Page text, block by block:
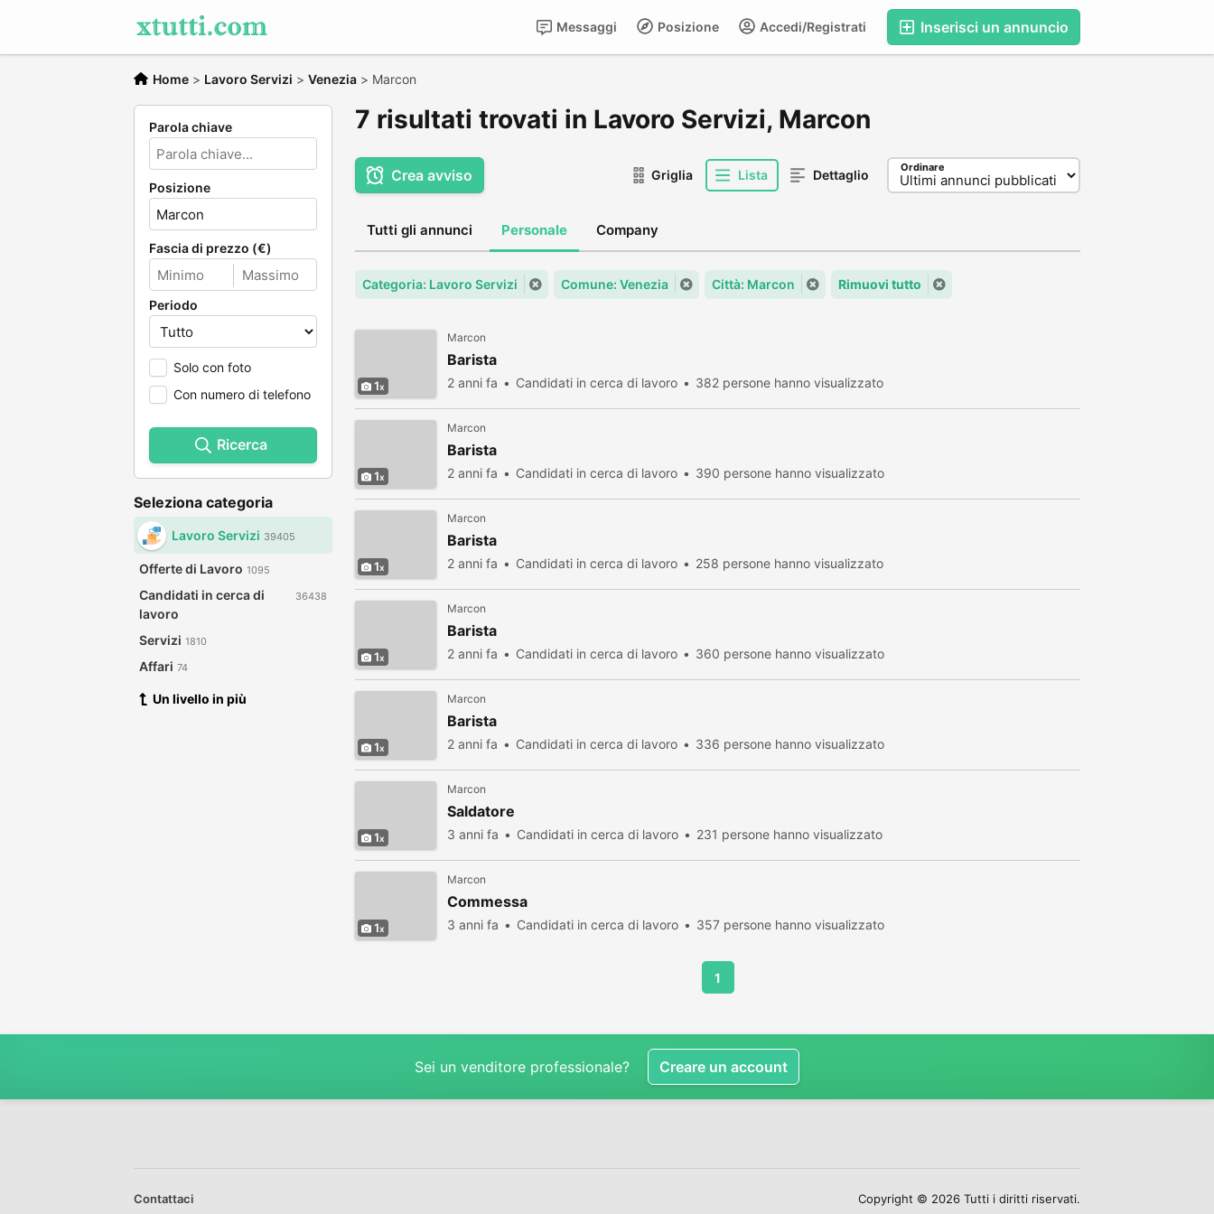
Inserisci un annuncio
Accedi/Registrati
Posizione
Messaggi
Home > Lavoro Servizi > Venezia > Marcon
Parola chiave
Posizione
Fascia di prezzo (€)
Periodo
Solo con foto
Con numero di telefono
Ricerca
Seleziona categoria
Lavoro Servizi 39405
Offerte di Lavoro 1095
Candidati in cerca di
lavoro
36438
Servizi 1810
Affari 74
Un livello in più
7 risultati trovati in Lavoro Servizi, Marcon
Crea avviso Griglia Lista Dettaglio Ordinare
Tutti gli annunci Personale Company
Categoria: Lavoro Servizi Comune: Venezia Città: Marcon Rimuovi tutto
1
Marcon
Barista
2 anni fa Candidati in cerca di lavoro 382 persone hanno visualizzato
1
Marcon
Barista
2 anni fa Candidati in cerca di lavoro 390 persone hanno visualizzato
1
Marcon
Barista
2 anni fa Candidati in cerca di lavoro 258 persone hanno visualizzato
1
Marcon
Barista
2 anni fa Candidati in cerca di lavoro 360 persone hanno visualizzato
1
Marcon
Barista
2 anni fa Candidati in cerca di lavoro 336 persone hanno visualizzato
1
Marcon
Saldatore
3 anni fa Candidati in cerca di lavoro 231 persone hanno visualizzato
1
Marcon
Commessa
3 anni fa Candidati in cerca di lavoro 357 persone hanno visualizzato
1
Sei un venditore professionale? Creare un account
Contattaci Copyright © 2026 Tutti i diritti riservati.